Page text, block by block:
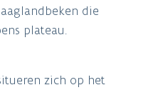
die
plateau.
zich op het